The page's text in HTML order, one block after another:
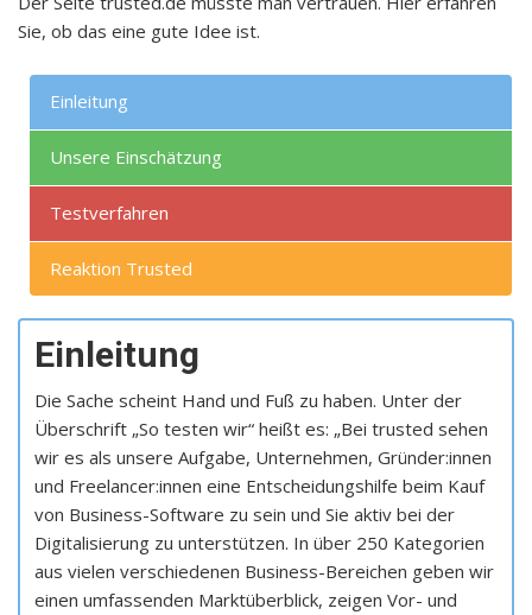
Sie, ob das eine gute Idee ist.
Einleitung
Unsere Einschätzung
Testverfahren
Reaktion Trusted
Einleitung
Die Sache scheint Hand und Fuß zu haben. Unter der
Überschrift „So testen wir“ heißt es: „Bei trusted sehen
wir es als unsere Aufgabe, Unternehmen, Gründer:innen
und Freelancer:innen eine Entscheidungshilfe beim Kauf
von Business-Software zu sein und Sie aktiv bei der
Digitalisierung zu unterstützen. In über 250 Kategorien
aus vielen verschiedenen Business-Bereichen geben wir
einen umfassenden Marktüberblick, zeigen Vor- und